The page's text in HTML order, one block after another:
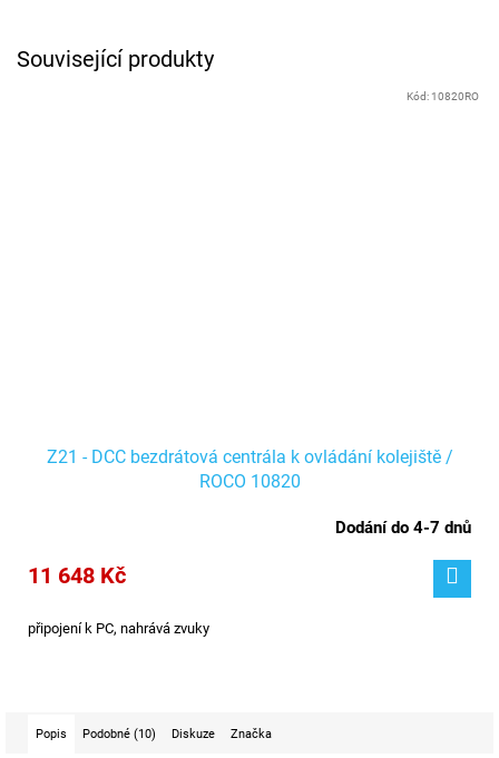
Související produkty
Z21 - DCC bezdrátová centrála k ovládání kolejiště /
ROCO 10820
Dodání do 4-7 dnů
11 648 Kč
připojení k PC, nahrává zvuky
Kód: 10820RO
Popis Podobné (10) Diskuze Značka